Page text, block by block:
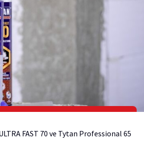
FAST 70 ve Tytan Professional 65